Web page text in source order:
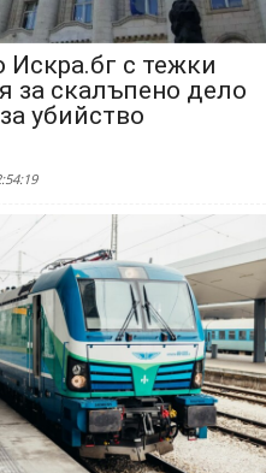
Искра.бг с тежки
за скалъпено дело
убийство